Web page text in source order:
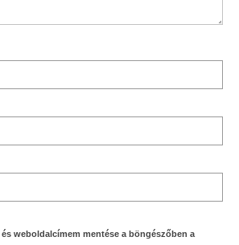
weboldalcímem mentése a böngészőben a